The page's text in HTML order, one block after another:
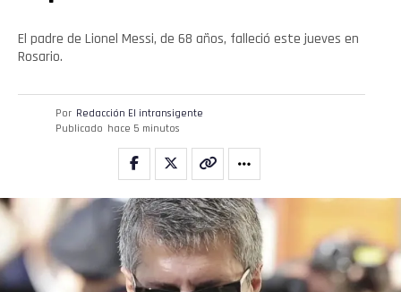
El padre de Lionel Messi, de 68 años, falleció este jueves en
Rosario.
Por Redacción El intransigente
Publicado hace 5 minutos